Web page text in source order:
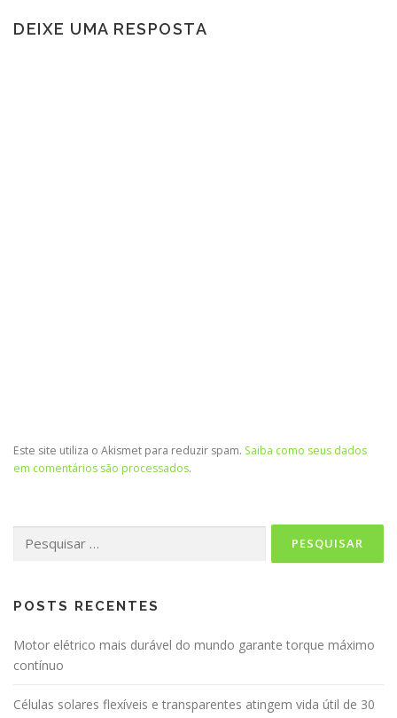
DEIXE UMA RESPOSTA
Este site utiliza o Akismet para reduzir spam. Saiba como seus dados
em comentários são processados.
por:
POSTS RECENTES
Motor elétrico mais durável do mundo garante torque máximo
contínuo
Células solares flexíveis e transparentes atingem vida útil de 30